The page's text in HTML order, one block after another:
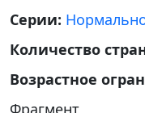
Серии:
Количество
Возрастное
Фрагмент